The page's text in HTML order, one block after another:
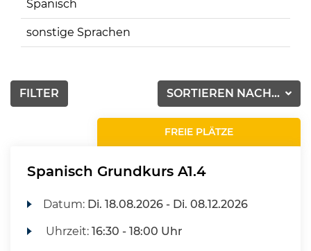
Spanisch
sonstige Sprachen
SORTIEREN NACH...
FILTER
FREIE PLÄTZE
Spanisch Grundkurs A1.4
Datum: Di. 18.08.2026 - Di. 08.12.2026
Uhrzeit:16:30 - 18:00 Uhr